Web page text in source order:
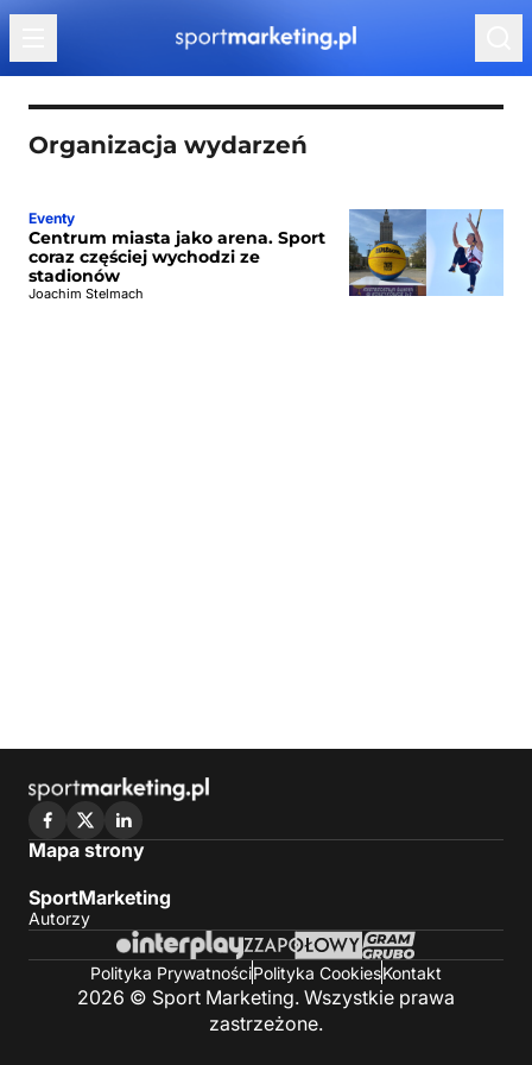
Przejdź do treści
Organizacja wydarzeń
Eventy
Centrum miasta jako arena. Sport
coraz częściej wychodzi ze
stadionów
Joachim Stelmach
Mapa strony
SportMarketing
Autorzy
Polityka PrywatnościPolityka CookiesKontakt
2026 © Sport Marketing. Wszystkie prawa
zastrzeżone.